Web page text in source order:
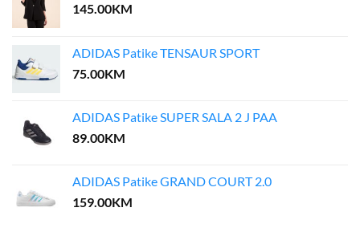
145.00KM
ADIDAS Patike TENSAUR SPORT
75.00KM
ADIDAS Patike SUPER SALA 2 J PAA
89.00KM
ADIDAS Patike GRAND COURT 2.0
159.00KM